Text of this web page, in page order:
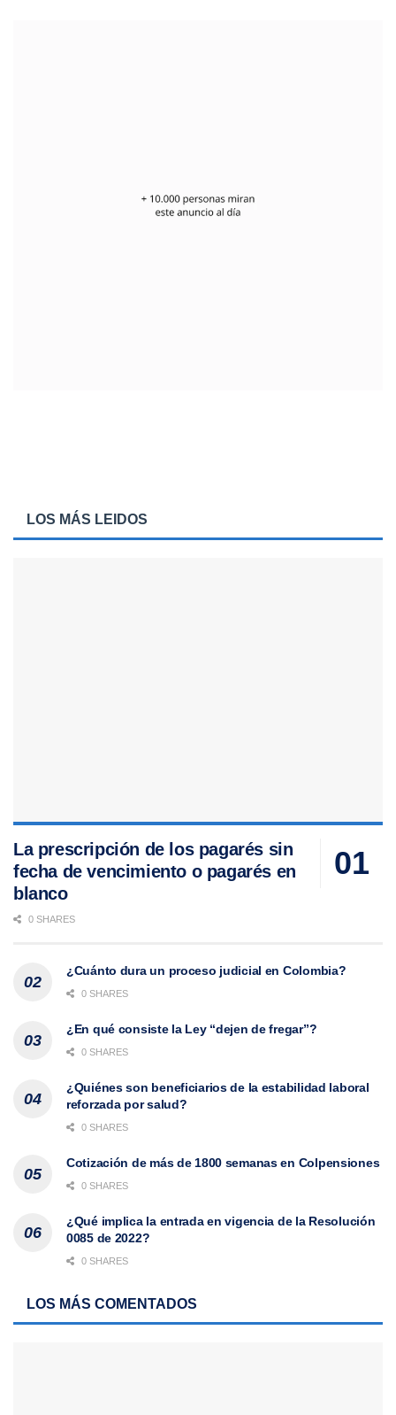
LOS MÁS LEIDOS
La prescripción de los pagarés sin
fecha de vencimiento o pagarés en
blanco
0 SHARES
¿Cuánto dura un proceso judicial en Colombia?
0 SHARES
¿En qué consiste la Ley “dejen de fregar”?
0 SHARES
¿Quiénes son beneficiarios de la estabilidad laboral
reforzada por salud?
0 SHARES
Cotización de más de 1800 semanas en Colpensiones
0 SHARES
¿Qué implica la entrada en vigencia de la Resolución
0085 de 2022?
0 SHARES
LOS MÁS COMENTADOS